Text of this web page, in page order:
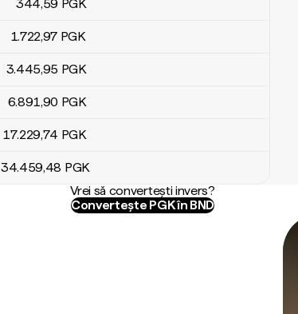
344,59 PGK
1.722,97 PGK
3.445,95 PGK
6.891,90 PGK
17.229,74 PGK
34.459,48 PGK
Vrei să convertești invers?
Convertește PGK în BND